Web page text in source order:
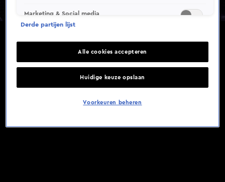
Marketing & Social media
Derde partijen lijst
Alle cookies accepteren
Huidige keuze opslaan
Voorkeuren beheren